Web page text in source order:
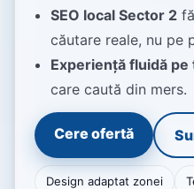
SEO local Sector 2
căutare reale, nu pe
Experiență fluidă pe
care caută din mers.
Cere ofertă
Design adaptat zonei